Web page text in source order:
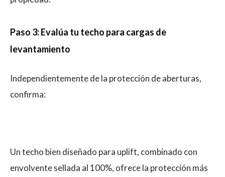
Paso 3: Evalúa tu techo para cargas de
levantamiento
Independientemente de la protección de aberturas,
confirma:
Un techo bien diseñado para uplift, combinado con
envolvente sellada al 100%, ofrece la protección más